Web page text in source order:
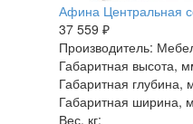
Афина Центральная
37 559 ₽
Производитель:
Габаритная высота,
Габаритная глубина,
Габаритная ширина,
Вес, кг: